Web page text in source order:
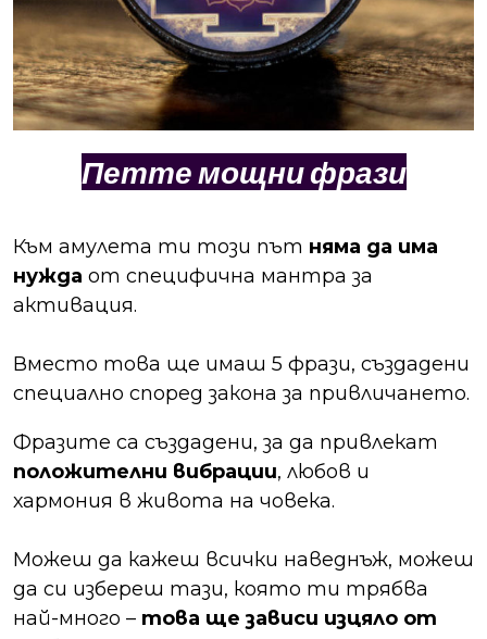
Петте мощни фрази
Към амулета ти този път няма да има
нужда от специфична мантра за
активация.
Вместо това ще имаш 5 фрази, създадени
специално според закона за привличането.
Фразите са създадени, за да привлекат
положителни вибрации, любов и
хармония в живота на човека.
Можеш да кажеш всички наведнъж, можеш
да си избереш тази, която ти трябва
най-много – това ще зависи изцяло от